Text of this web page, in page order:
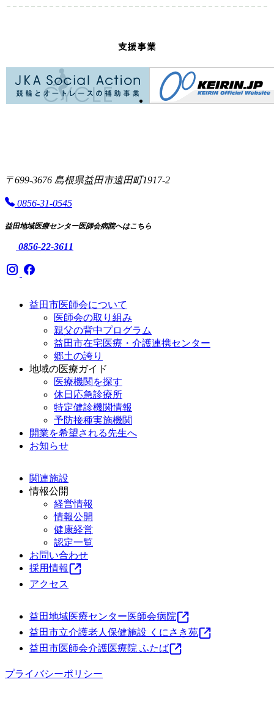
支援事業
〒699-3676 島根県益田市遠田町1917-2
0856-31-0545
益田地域医療センター医師会病院へはこちら
0856-22-3611
益田市医師会について
医師会の取り組み
親父の背中プログラム
益田市在宅医療・介護連携センター
郷土の誇り
地域の医療ガイド
医療機関を探す
休日応急診療所
特定健診機関情報
予防接種実施機関
開業を希望される先生へ
お知らせ
関連施設
情報公開
経営情報
情報公開
健康経営
認定一覧
お問い合わせ
採用情報
アクセス
益田地域医療センター医師会病院
益田市立介護老人保健施設 くにさき苑
益田市医師会介護医療院 ふたば
プライバシーポリシー